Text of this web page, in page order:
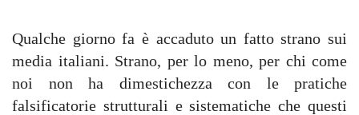
Qualche giorno fa è accaduto un fatto strano sui
media italiani. Strano, per lo meno, per chi come
noi non ha dimestichezza con le pratiche
falsificatorie strutturali e sistematiche che questi